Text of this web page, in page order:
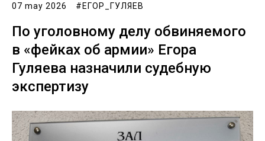
07 may 2026 #ЕГОР_ГУЛЯЕВ
По уголовному делу обвиняемого
в «фейках об армии» Егора
Гуляева назначили судебную
экспертизу